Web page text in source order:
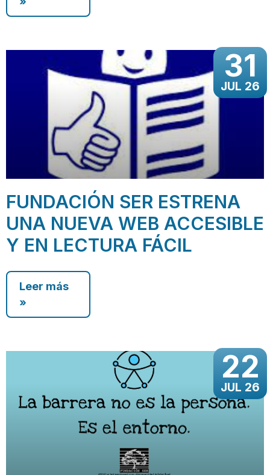
31
JUL 26
FUNDACIÓN SER ESTRENA
UNA NUEVA WEB ACCESIBLE
Y EN LECTURA FÁCIL
Leer más
»
22
JUL 26